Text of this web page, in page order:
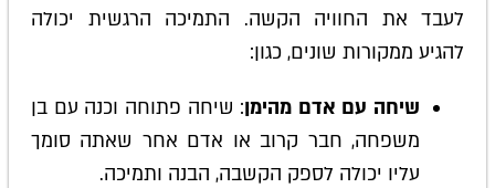
לעבד את החוויה הקשה. התמיכה הרגשית יכולה
להגיע ממקורות שונים, כגון:
שיחה עם אדם מהימן: שיחה פתוחה וכנה עם בן
משפחה, חבר קרוב או אדם אחר שאתה סומך
עליו יכולה לספק הקשבה, הבנה ותמיכה.